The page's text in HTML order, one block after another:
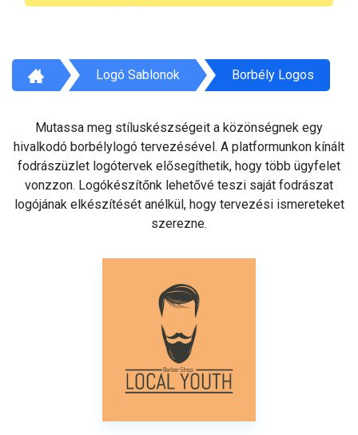
Logó Sablonok Borbély Logos
Mutassa meg stíluskészségeit a közönségnek egy
hivalkodó borbélylogó tervezésével. A platformunkon kínált
fodrászüzlet logótervek elősegíthetik, hogy több ügyfelet
vonzzon. Logókészítőnk lehetővé teszi saját fodrászat
logójának elkészítését anélkül, hogy tervezési ismereteket
szerezne.